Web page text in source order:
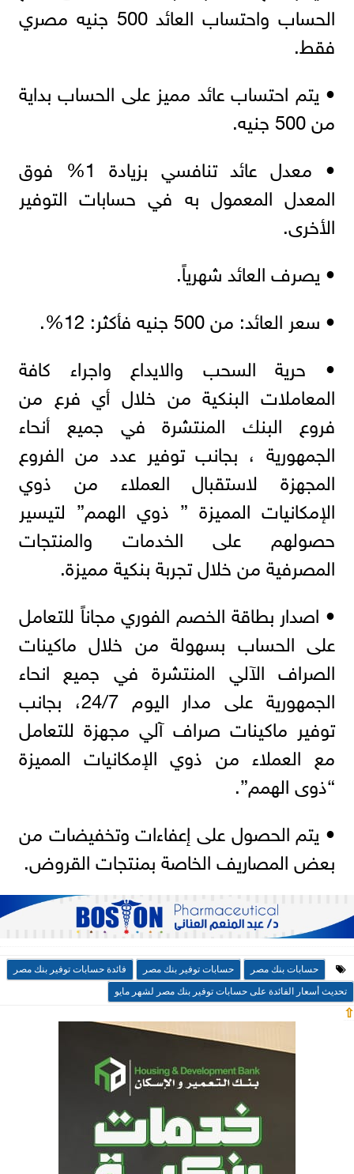
الحساب واحتساب العائد 500 جنيه مصري
فقط.
• يتم احتساب عائد مميز على الحساب بداية
من 500 جنيه.
• معدل عائد تنافسي بزيادة 1% فوق
المعدل المعمول به في حسابات التوفير
الأخرى.
• يصرف العائد شهرياً.
• سعر العائد: من 500 جنيه فأكثر: 12%.
• حرية السحب والايداع واجراء كافة
المعاملات البنكية من خلال أي فرع من
فروع البنك المنتشرة في جميع أنحاء
الجمهورية ، بجانب توفير عدد من الفروع
المجهزة لاستقبال العملاء من ذوي
الإمكانيات المميزة ” ذوي الهمم” لتيسير
حصولهم على الخدمات والمنتجات
المصرفية من خلال تجربة بنكية مميزة.
• اصدار بطاقة الخصم الفوري مجاناً للتعامل
على الحساب بسهولة من خلال ماكينات
الصراف الآلي المنتشرة في جميع انحاء
الجمهورية على مدار اليوم 24/7، بجانب
توفير ماكينات صراف آلي مجهزة للتعامل
مع العملاء من ذوي الإمكانيات المميزة
“ذوى الهمم”.
• يتم الحصول على إعفاءات وتخفيضات من
بعض المصاريف الخاصة بمنتجات القروض.
حسابات بنك مصر حسابات توفير بنك مصر
فائدة حسابات توفير بنك مصر
تحديث أسعار الفائدة على حسابات توفير بنك مصر لشهر مايو
⇧